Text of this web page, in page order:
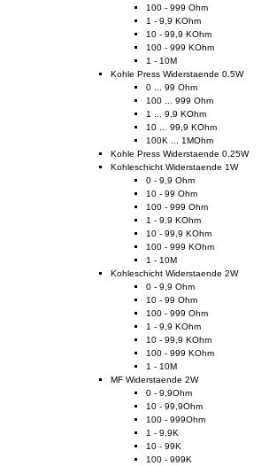
100 - 999 Ohm
1 - 9,9 KOhm
10 - 99,9 KOhm
100 - 999 KOhm
1 - 10M
Kohle Press Widerstaende 0.5W
0 ... 99 Ohm
100 ... 999 Ohm
1 ... 9,9 KOhm
10 ... 99,9 KOhm
100K ... 1MOhm
Kohle Press Widerstaende 0.25W
Kohleschicht Widerstaende 1W
0 - 9,9 Ohm
10 - 99 Ohm
100 - 999 Ohm
1 - 9,9 KOhm
10 - 99,9 KOhm
100 - 999 KOhm
1 - 10M
Kohleschicht Widerstaende 2W
0 - 9,9 Ohm
10 - 99 Ohm
100 - 999 Ohm
1 - 9,9 KOhm
10 - 99,9 KOhm
100 - 999 KOhm
1 - 10M
MF Widerstaende 2W
0 - 9,9Ohm
10 - 99,9Ohm
100 - 999Ohm
1 - 9,9K
10 - 99K
100 - 999K